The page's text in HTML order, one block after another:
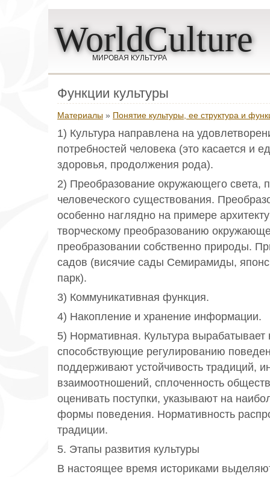
WorldCulture
МИРОВАЯ КУЛЬТУРА
Функции культуры
Материалы » Понятие культуры, ее структура и
1) Культура направлена на
потребностей человека (это касается и
здоровья, продолжения рода).
2) Преобразование окружающего света,
человеческого существования.
особенно наглядно на примере
творческому преобразованию
преобразовании собственно природы.
садов (висячие сады Семирамиды,
парк).
3) Коммуникативная функция.
4) Накопление и хранение информации.
5) Нормативная. Культура
способствующие регулированию
поддерживают устойчивость традиций,
взаимоотношений, сплоченность
оценивать поступки, указывают на
формы поведения. Нормативность
традиции.
5. Этапы развития культуры
В настоящее время историками